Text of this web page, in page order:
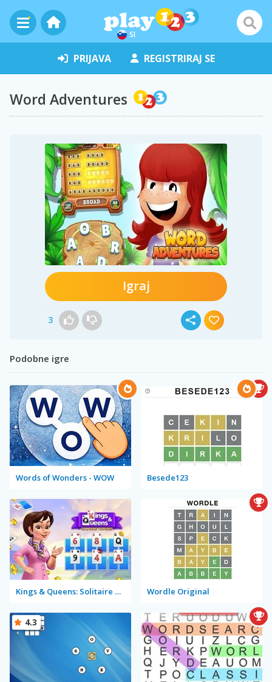
SI
PRIJAVA REGISTRIRAJ SE
Word Adventures
Igraj
3
Podobne igre
Words of Wonders - WOW Besede123
Kings & Queens: Solitaire Tripeaks Wordle Original
4.3